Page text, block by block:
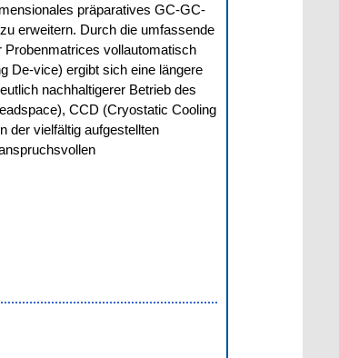
präparatives GC-GC-
erweitern. Durch die umfassende
Probenmatrices vollautomatisch
De-vice) ergibt sich eine längere
nachhaltigerer Betrieb des
CCD (Cryostatic Cooling
der vielfältig aufgestellten